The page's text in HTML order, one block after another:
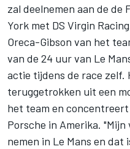
zal deelnemen aan de
York met DS Virgin
Oreca-Gibson van het
van de 24 uur van Le
actie tijdens de race zelf.
teruggetrokken uit een
het team en
Porsche in Amerika.
nemen in Le Mans en